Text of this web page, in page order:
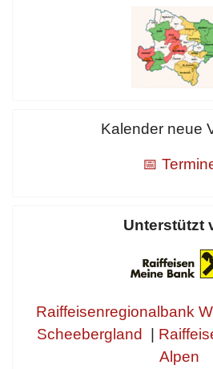
Kalender neue
📅
Unterstützt
Raiffeisenregionalbank
Scheebergland
Alpen